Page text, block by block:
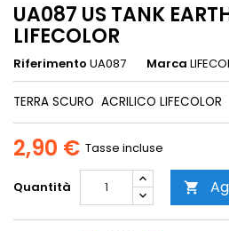
UA087 US TANK
LIFECOLOR
Riferimento UA087 Marca
TERRA SCURO ACRILICO LIFECOLOR
2,90 € Tasse incluse
Quantità 